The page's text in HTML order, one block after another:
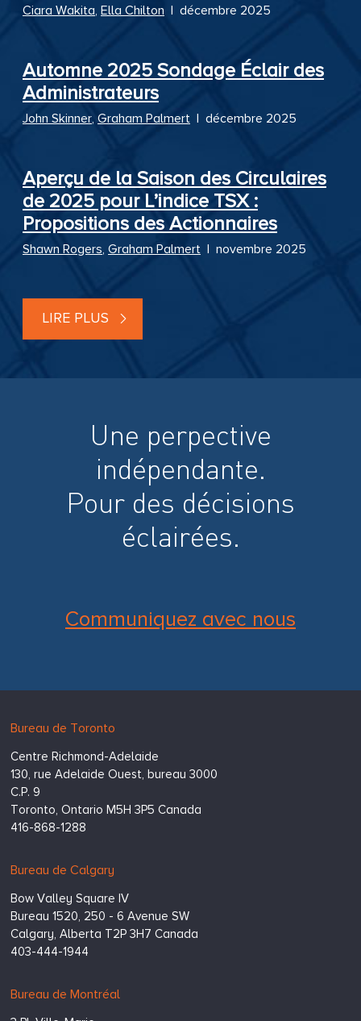
Automne 2025 Sondage Éclair des
Administrateurs
John Skinner, Graham Palmert décembre 2025
Ciara Wakita, Ella Chilton décembre 2025
Aperçu de la Saison des Circulaires
de 2025 pour L’indice TSX :
Propositions des Actionnaires
Shawn Rogers, Graham Palmert novembre 2025
LIRE PLUS
Une perpective
indépendante.
Pour des décisions
éclairées.
Communiquez avec nous
Hugessen
Inc.
https://www.hugessen.com
Bureau de Toronto
Centre Richmond-Adelaide
130, rue Adelaide Ouest, bureau 3000
C.P. 9
Toronto, Ontario M5H 3P5Canada
416-868-1288
Bureau de Calgary
Bow Valley Square IV
Bureau 1520, 250 - 6 Avenue SW
Calgary, Alberta T2P 3H7Canada
403-444-1944
Bureau de Montréal